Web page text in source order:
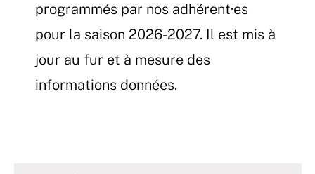
programmés par nos adhérent·es
pour la saison 2026-2027. Il est mis à
jour au fur et à mesure des
informations données.